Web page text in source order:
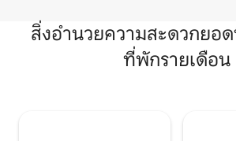
สิ่งอำนวยความสะดวกยอ
ที่พักรายเดือน